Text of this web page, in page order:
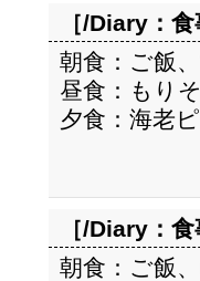
［/Diary： 食
朝食：ご飯
昼食：もり
夕食：海老
［/Diary： 食
朝食：ご飯